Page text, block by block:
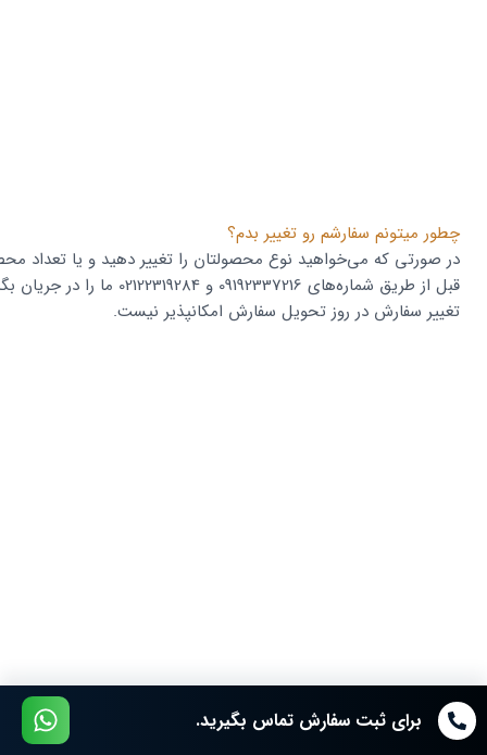
چطور میتونم سفارشم رو تغییر بدم؟
قبل از طریق شماره‌های 09192337216 و 02122319284 ما را در جریان بگذارید.
تغییر سفارش در روز تحویل سفارش امکانپذیر نیست.
برای ثبت سفارش تماس بگیرید.